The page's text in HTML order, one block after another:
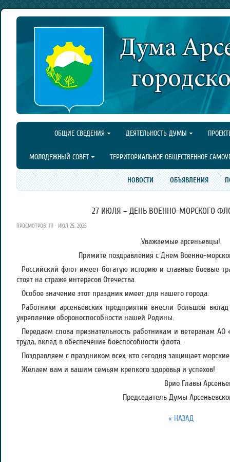
ОБЩИЕ СВЕДЕНИЯ ДЕЯТЕЛЬНОСТЬ ДУМЫ
МОЛОДЕЖНЫЙ СОВЕТ ТЕРРИТОРИАЛЬНОЕ ОБЩЕСТВЕННОЕ
НОВОСТИ ОБЪЯВЛЕНИЯ
27 ИЮЛЯ – ДЕНЬ ВОЕННО-МОРСКОГО
ПРОСМОТРОВ: 111 · ИЮЛ 25, 2025
Уважаемые арсеньевцы!
Примите поздравления с Днем Военно-
Российский флот имеет богатую историю и славные боевые
стоят на страже интересов Отечества.
Особое значение этот праздник имеет для нашего города.
Работники арсеньевских предприятий внесли большой
укрепление обороноспособности нашей Родины.
Передаем слова признательность работникам и ветеранам АО
труда, вклад в обеспечение боеспособности флота.
Поздравляем с праздником всех, кто сегодня защищает
Желаем вам и вашим семьям крепкого здоровья и успехов!
Врио Главы
Председатель Думы
« НАЗАД